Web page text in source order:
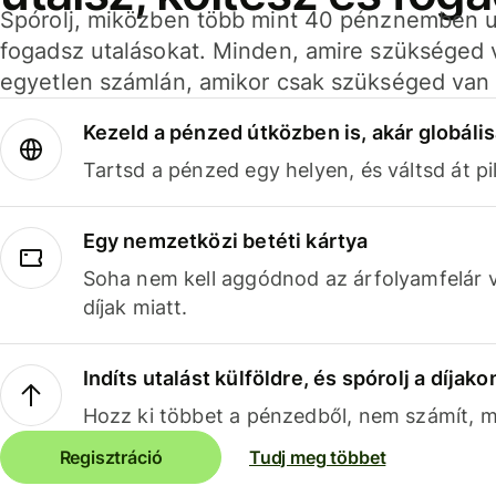
Spórolj, miközben több mint 40 pénznemben
fogadsz utalásokat. Minden, amire szükséged
egyetlen számlán, amikor csak szükséged van
Kezeld a pénzed útközben is, akár
Tartsd a pénzed egy helyen, és váltsd át
Egy nemzetközi betéti kártya
Soha nem kell aggódnod az árfolyamfelár
díjak miatt.
Indíts utalást külföldre, és spórolj a
Hozz ki többet a pénzedből, nem számít,
Regisztráció Tudj meg többet